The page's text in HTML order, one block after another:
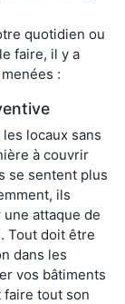
quotidien ou
faire, il y a
:
locaux sans
à couvrir
se sentent plus
ils
attaque de
Tout doit être
dans les
vos bâtiments
faire tout son